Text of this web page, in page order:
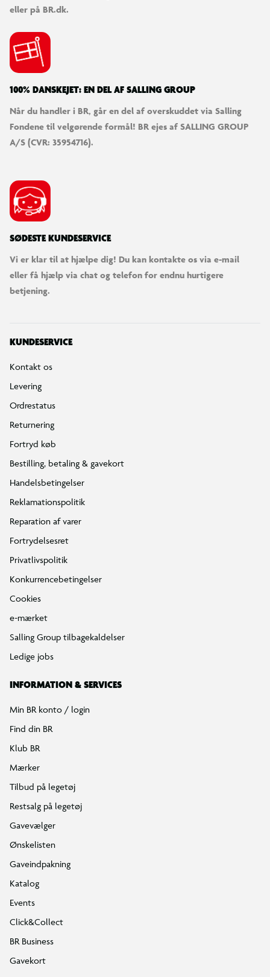
eller på BR.dk.
100% DANSKEJET: EN DEL AF SALLING GROUP
Når du handler i BR, går en del af overskuddet via Salling
Fondene til velgørende formål! BR ejes af SALLING GROUP
A/S (CVR: 35954716).
SØDESTE KUNDESERVICE
Vi er klar til at hjælpe dig! Du kan kontakte os via e-mail
eller få hjælp via chat og telefon for endnu hurtigere
betjening.
KUNDESERVICE
Kontakt os
Levering
Ordrestatus
Returnering
Fortryd køb
Bestilling, betaling & gavekort
Handelsbetingelser
Reklamationspolitik
Reparation af varer
Fortrydelsesret
Privatlivspolitik
Konkurrencebetingelser
Cookies
e-mærket
Salling Group tilbagekaldelser
Ledige jobs
INFORMATION & SERVICES
Min BR konto / login
Find din BR
Klub BR
Mærker
Tilbud på legetøj
Restsalg på legetøj
Gavevælger
Ønskelisten
Gaveindpakning
Katalog
Events
Click&Collect
BR Business
Gavekort